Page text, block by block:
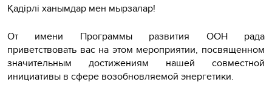
Қадірлі ханымдар мен мырзалар!
От имени Программы развития ООН рада
приветствовать вас на этом мероприятии, посвященном
значительным достижениям нашей совместной
инициативы в сфере возобновляемой энергетики.